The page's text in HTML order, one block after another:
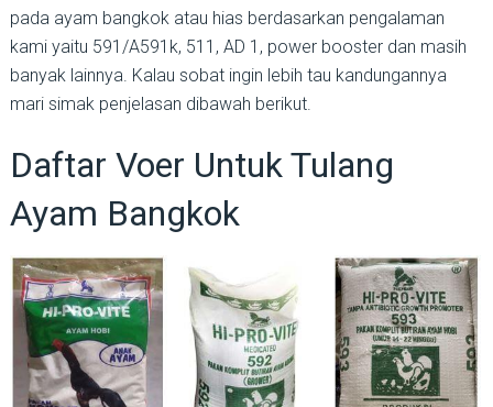
pada ayam bangkok atau hias berdasarkan pengalaman
kami yaitu 591/A591k, 511, AD 1, power booster dan masih
banyak lainnya. Kalau sobat ingin lebih tau kandungannya
mari simak penjelasan dibawah berikut.
Daftar Voer Untuk Tulang
Ayam Bangkok